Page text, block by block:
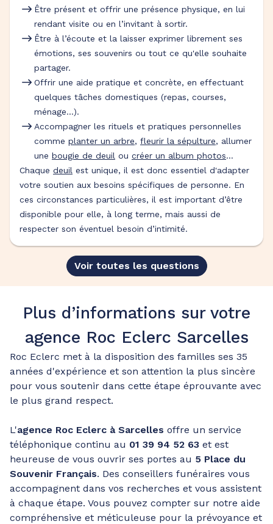
Être présent et offrir une présence physique, en lui
rendant visite ou en l’invitant à sortir.
Être à l’écoute et la laisser exprimer librement ses
émotions, ses souvenirs ou tout ce qu'elle souhaite
partager.
Offrir une aide pratique et concrète, en effectuant
quelques tâches domestiques (repas, courses,
ménage…).
Accompagner les rituels et pratiques personnelles
comme planter un arbre, fleurir la sépulture, allumer
une bougie de deuil ou créer un album photos…
Chaque deuil est unique, il est donc essentiel d'adapter
votre soutien aux besoins spécifiques de personne. En
ces circonstances particulières, il est important d’être
disponible pour elle, à long terme, mais aussi de
respecter son éventuel besoin d’intimité.
Voir toutes les questions
Plus d’informations sur votre
agence Roc Eclerc Sarcelles
Roc Eclerc met à la disposition des familles ses 35
années d'expérience et son attention la plus sincère
pour vous soutenir dans cette étape éprouvante avec
le plus grand respect.
L'agence Roc Eclerc à Sarcelles offre un service
téléphonique continu au 01 39 94 52 63 et est
heureuse de vous ouvrir ses portes au 5 Place du
Souvenir Français. Des conseillers funéraires vous
accompagnent dans vos recherches et vous assistent
à chaque étape. Vous pouvez compter sur notre aide
compréhensive et méticuleuse pour la prévoyance et